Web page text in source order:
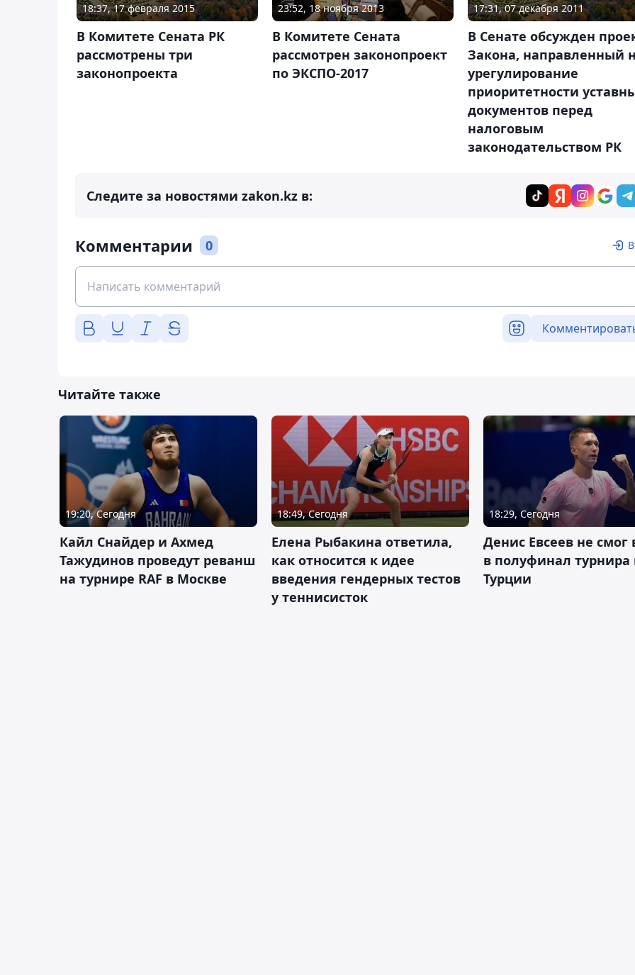
18:37, 17 февраля 2015
В Комитете Сената РК
рассмотрены три
законопроекта
23:52, 18 ноября 2013
В Комитете Сената
рассмотрен законопроект
по ЭКСПО-2017
17:31, 07 декабря 2011
В Сенате обсужден
Закона, направленный
урегулирование
приоритетности
документов перед
налоговым
законодательством РК
Следите за новостями zakon.kz в:
Комментарии 0
Читайте также
19:20, Сегодня
Кайл Снайдер и Ахмед
Тажудинов проведут реванш
на турнире RAF в Москве
18:49, Сегодня
Елена Рыбакина ответила,
как относится к идее
введения гендерных тестов
у теннисисток
18:29, Сегодня
Денис Евсеев не
в полуфинал турнира
Турции